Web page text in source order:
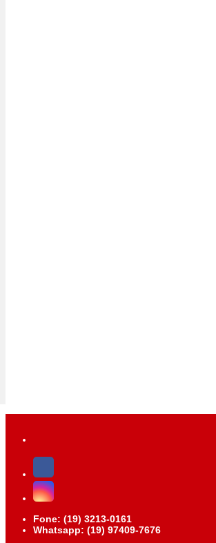
Fone: (19) 3213-0161
Whatsapp: (19) 97409-7676